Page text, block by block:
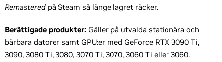
Remastered på Steam så länge lagret räcker.
Berättigade produkter: Gäller på utvalda stationära och
bärbara datorer samt GPU:er med GeForce RTX 3090 Ti,
3090, 3080 Ti, 3080, 3070 Ti, 3070, 3060 Ti eller 3060.